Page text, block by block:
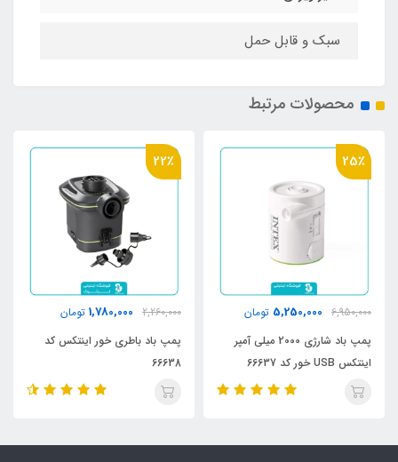
سبک و قابل حمل
محصولات مرتبط
25٪
6,950,000
5,250,000 تومان
پمپ باد شارژی 2000 میلی آمپر
اینتکس USB خور کد 66637
22٪
2,260,000
1,780,000 تومان
پمپ باد باطری خور اینتکس کد
66638